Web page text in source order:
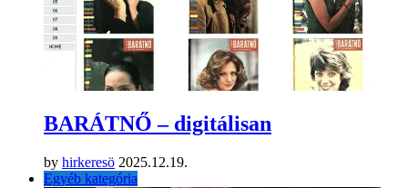
BARÁTNŐ – digitálisan
by hirkeresö 2025.12.19.
Egyéb kategória